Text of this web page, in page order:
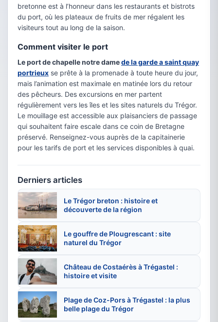
bretonne est à l’honneur dans les restaurants et bistrots
du port, où les plateaux de fruits de mer régalent les
visiteurs tout au long de la saison.
Comment visiter le port
Le port de chapelle notre damede la garde a saint quay
portrieux se prête à la promenade à toute heure du jour,
mais l’animation est maximale en matinée lors du retour
des pêcheurs. Des excursions en mer partent
régulièrement vers les îles et les sites naturels du Trégor.
Le mouillage est accessible aux plaisanciers de passage
qui souhaitent faire escale dans ce coin de Bretagne
préservé. Renseignez-vous auprès de la capitainerie
pour les tarifs de port et les services disponibles à quai.
Derniers articles
Le Trégor breton : histoire et
découverte de la région
Le gouffre de Plougrescant : site
naturel du Trégor
Château de Costaérès à Trégastel :
histoire et visite
Plage de Coz-Pors à Trégastel : la plus
belle plage du Trégor